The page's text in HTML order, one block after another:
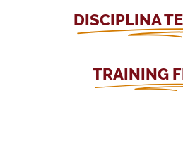
DISCIPLINA
TRAINING